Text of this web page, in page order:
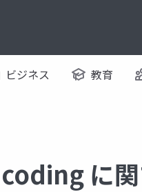
ビジネス 教育
に関